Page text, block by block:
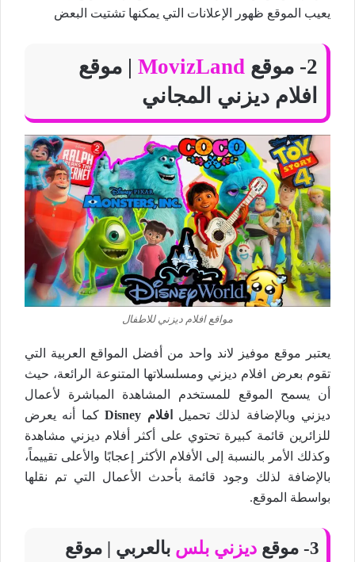
يعيب الموقع ظهور الإعلانات التي يمكنها تشتيت البعض
2- موقع
| موقع
افلام ديزني المجاني
مواقع افلام ديزني للاطفال
يعتبر موقع موفيز لاند واحد من أفضل المواقع العربية التي
تقوم بعرض افلام ديزني ومسلسلاتها المتنوعة الرائعة، حيث
أن يسمح الموقع للمستخدم المشاهدة المباشرة لأعمال
ديزني وبالإضافة لذلك تحميل افلام Disney
كما أنه يعرض
للزائرين قائمة كبيرة تحتوي على أكثر أفلام ديزني مشاهدة
وكذلك الأمر بالنسبة إلى الأفلام الأكثر إعجابًا والأعلى تقييماً،
بالإضافة لذلك وجود قائمة بأحدث الأعمال التي تم نقلها
بواسطة الموقع.
3- موقع ديزني بلس بالعربي | موقع